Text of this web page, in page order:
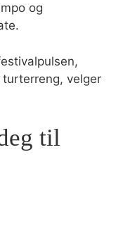
og
velger
til